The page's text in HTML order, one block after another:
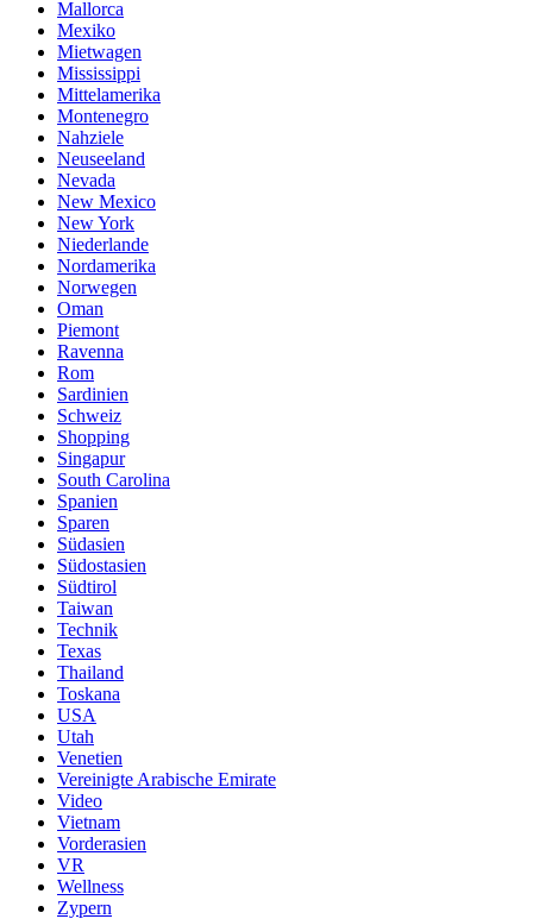
Mallorca
Mexiko
Mietwagen
Mississippi
Mittelamerika
Montenegro
Nahziele
Neuseeland
Nevada
New Mexico
New York
Niederlande
Nordamerika
Norwegen
Oman
Piemont
Ravenna
Rom
Sardinien
Schweiz
Shopping
Singapur
South Carolina
Spanien
Sparen
Südasien
Südostasien
Südtirol
Taiwan
Technik
Texas
Thailand
Toskana
USA
Utah
Venetien
Vereinigte Arabische Emirate
Video
Vietnam
Vorderasien
VR
Wellness
Zypern